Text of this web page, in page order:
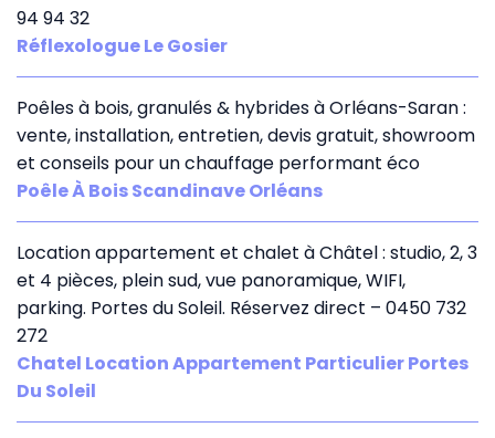
94 94 32
Réflexologue Le Gosier
Poêles à bois, granulés & hybrides à Orléans-Saran :
vente, installation, entretien, devis gratuit, showroom
et conseils pour un chauffage performant éco
Poêle À Bois Scandinave Orléans
Location appartement et chalet à Châtel : studio, 2, 3
et 4 pièces, plein sud, vue panoramique, WIFI,
parking. Portes du Soleil. Réservez direct – 0450 732
272
Chatel Location Appartement Particulier Portes
Du Soleil